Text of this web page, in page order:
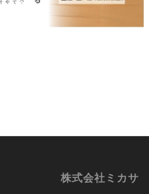
株式会社ミカサ